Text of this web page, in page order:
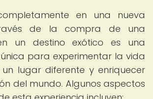
en una nueva
de la compra de una
un destino exótico es una
para experimentar la vida
lugar diferente y enriquecer
del mundo. Algunos aspectos